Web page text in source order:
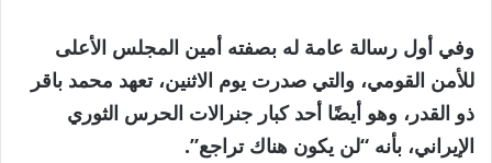
وفي أول رسالة عامة له بصفته أمين المجلس الأعلى
للأمن القومي، والتي صدرت يوم الاثنين، تعهد محمد باقر
ذو القدر، وهو أيضًا أحد كبار جنرالات الحرس الثوري
الإيراني، بأنه “لن يكون هناك تراجع”.